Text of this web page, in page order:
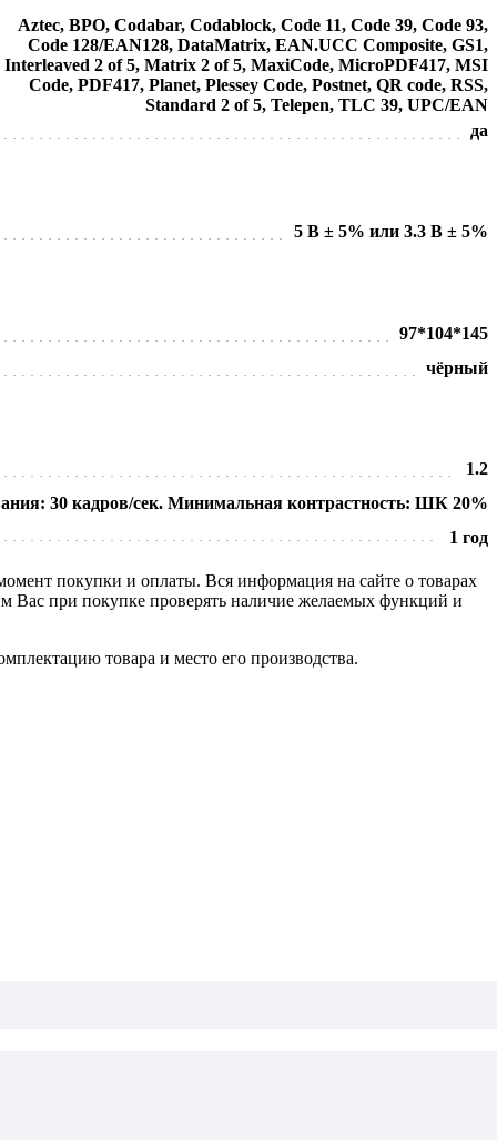
Aztec, BPO, Codabar, Codablock, Code 11, Code 39, Code 93,
Code 128/EAN128, DataMatrix, EAN.UCC Composite, GS1,
Interleaved 2 of 5, Matrix 2 of 5, MaxiCode, MicroPDF417, MSI
Code, PDF417, Planet, Plessey Code, Postnet, QR code, RSS,
Standard 2 of 5, Telepen, TLC 39, UPC/EAN
да
5 В ± 5% или 3.3 В ± 5%
97*104*145
чёрный
1.2
30 кадров/сек. Минимальная контрастность: ШК 20%
1 год
покупки и оплаты. Вся информация на сайте о товарах
Вас при покупке проверять наличие желаемых функций и
товара и место его производства.